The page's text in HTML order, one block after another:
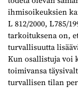
ihmisoikeuksien
L 812/2000, L785/
tarkoituksena on,
turvallisuutta
Kun osallistuja voi
toimivansa
turvallisen tilan